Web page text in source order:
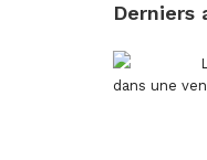
Derniers
dans une